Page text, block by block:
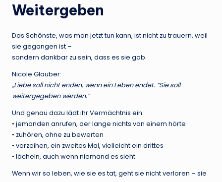
Weitergeben
Das Schönste, was man jetzt tun kann, ist nicht zu trauern, weil
sie gegangen ist –
sondern dankbar zu sein, dass es sie gab.
Nicole Glauber:
„Liebe soll nicht enden, wenn ein Leben endet. “Sie soll
weitergegeben werden.“
Und genau dazu lädt ihr Vermächtnis ein:
• jemanden anrufen, der lange nichts von einem hörte
• zuhören, ohne zu bewerten
• verzeihen, ein zweites Mal, vielleicht ein drittes
• lächeln, auch wenn niemand es sieht
Wenn wir so leben, wie sie es tat, geht sie nicht verloren – sie